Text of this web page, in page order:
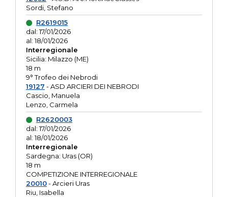
Sordi, Stefano
R2619015
dal: 17/01/2026
al: 18/01/2026
Interregionale
Sicilia: Milazzo (ME)
18 m
9° Trofeo dei Nebrodi
19127 - ASD ARCIERI DEI NEBRODI
Cascio, Manuela
Lenzo, Carmela
R2620003
dal: 17/01/2026
al: 18/01/2026
Interregionale
Sardegna: Uras (OR)
18 m
COMPETIZIONE INTERREGIONALE
20010- Arcieri Uras
Riu, Isabella